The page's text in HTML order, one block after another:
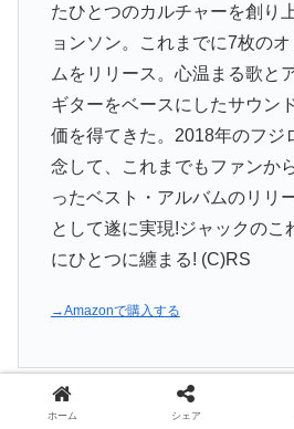
たひとつのカルチャーを創り
ョンソン。これまでに7枚の
ムをリリース。心温まる歌と
ギターをベースにしたサウン
価を得てきた。2018年のフジ
念して、これまでもファンか
ったベスト・アルバムのリリ
として遂に実現!ジャックのこ
にひとつに纏まる! (C)RS
→Amazonで購入する
気になってたジャ
ホーム シェア